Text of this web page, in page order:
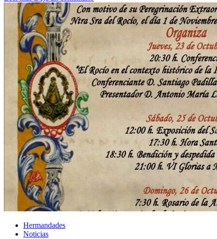
Hermandades
Noticias